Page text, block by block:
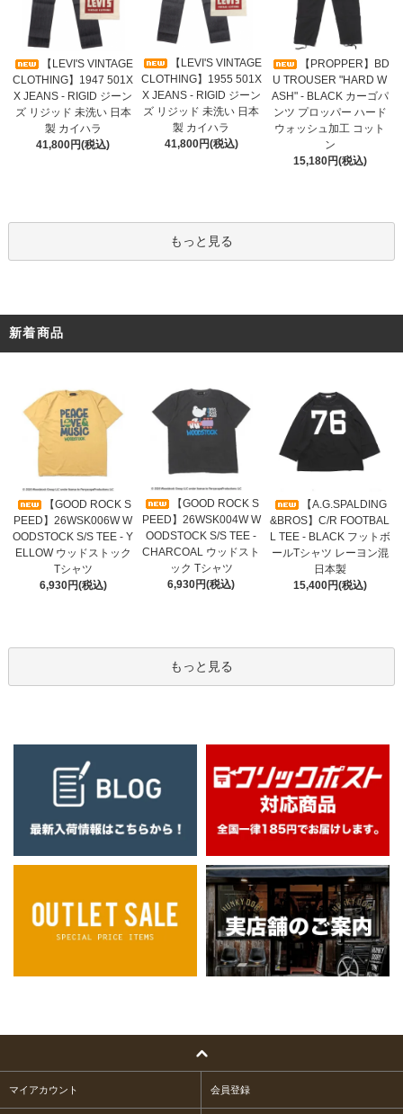
【LEVI'S VINTAGE
CLOTHING】1947 501X
X JEANS - RIGID ジーン
ズ リジッド 未洗い 日本
製 カイハラ
41,800円(税込)
【LEVI'S VINTAGE
CLOTHING】1955 501X
X JEANS - RIGID ジーン
ズ リジッド 未洗い 日本
製 カイハラ
41,800円(税込)
【PROPPER】BD
U TROUSER "HARD W
ASH" - BLACK カーゴパ
ンツ プロッパー ハード
ウォッシュ加工 コット
ン
15,180円(税込)
もっと見る
新着商品
【GOOD ROCK S
PEED】26WSK006W W
OODSTOCK S/S TEE - Y
ELLOW ウッドストック
Tシャツ
6,930円(税込)
【GOOD ROCK S
PEED】26WSK004W W
OODSTOCK S/S TEE -
CHARCOAL ウッドスト
ック Tシャツ
6,930円(税込)
【A.G.SPALDING
&BROS】C/R FOOTBAL
L TEE - BLACK フットボ
ールTシャツ レーヨン混
日本製
15,400円(税込)
もっと見る
マイアカウント 会員登録